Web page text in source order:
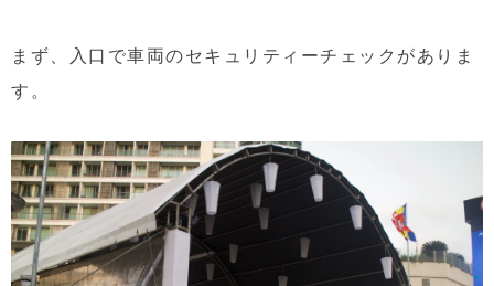
まず、入口で車両のセキュリティーチェックがありま
す。